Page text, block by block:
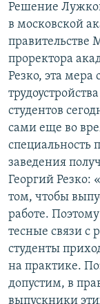
Решение
в московской
проректора
Резко, эта мера
студентов
сами еще во
специальность
заведения
Георгий Резко:
том, чтобы
работе.
тесные связи с
студенты
на практике.
допустим, в
выпускники